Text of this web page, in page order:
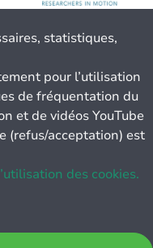
statistiques,
pour l’utilisation
de fréquentation du
et de vidéos YouTube
(refus/acceptation) est
des cookies.